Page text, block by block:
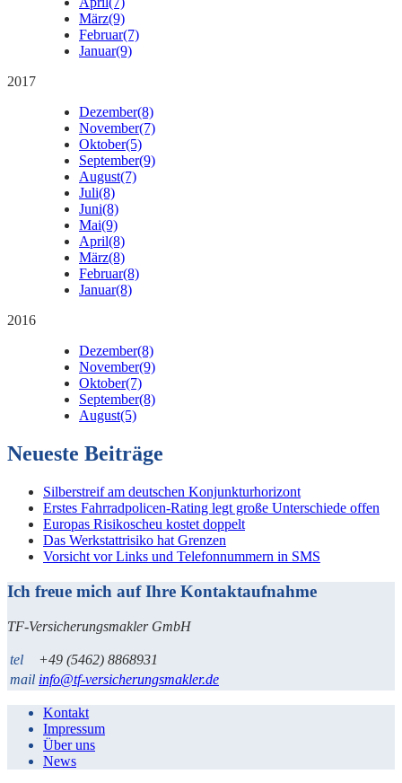
März(9)
Februar(7)
Januar(9)
2017
Dezember(8)
November(7)
Oktober(5)
September(9)
August(7)
Juli(8)
Juni(8)
Mai(9)
April(8)
März(8)
Februar(8)
Januar(8)
2016
Dezember(8)
November(9)
Oktober(7)
September(8)
August(5)
Neueste Beiträge
Silberstreif am deutschen Konjunkturhorizont
Erstes Fahrradpolicen-Rating legt große Unterschiede offen
Europas Risikoscheu kostet doppelt
Das Werkstattrisiko hat Grenzen
Vorsicht vor Links und Telefonnummern in SMS
Ich freue mich auf Ihre Kontaktaufnahme
TF-Versicherungsmakler GmbH
tel
+49 (5462) 8868931
mail info@tf-versicherungsmakler.de
Kontakt
Impressum
Über uns
News